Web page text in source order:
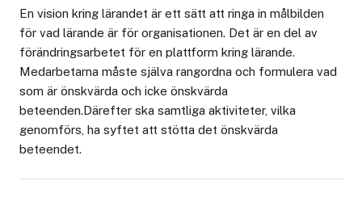
En vision kring lärandet är ett sätt att ringa in målbilden
för vad lärande är för organisationen. Det är en del av
förändringsarbetet för en plattform kring lärande.
Medarbetarna måste själva rangordna och formulera vad
som är önskvärda och icke önskvärda
beteenden.Därefter ska samtliga aktiviteter, vilka
genomförs, ha syftet att stötta det önskvärda
beteendet.